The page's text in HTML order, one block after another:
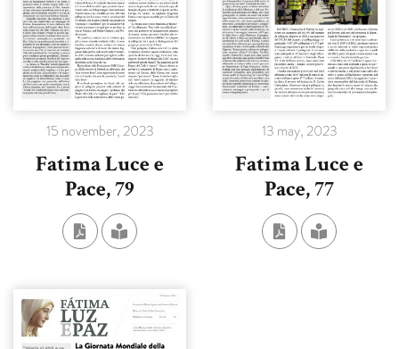
15 november, 2023
Fatima Luce e
Pace, 79
SCARICA IL FILE IN FORMATO PDF
VEDI L'EDIZIONE SELEZIONATA
13 may, 2023
Fatima Luce e
Pace, 77
SCARICA IL
VEDI